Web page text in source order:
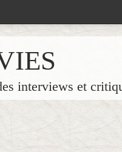
interviews et